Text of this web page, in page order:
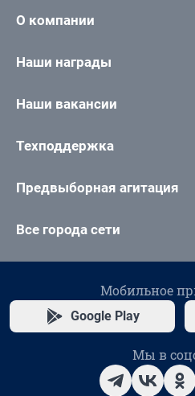
О компании
Наши награды
Наши вакансии
Техподдержка
Предвыборная агитация
Все города сети
Мобильное
Google Play
Мы в